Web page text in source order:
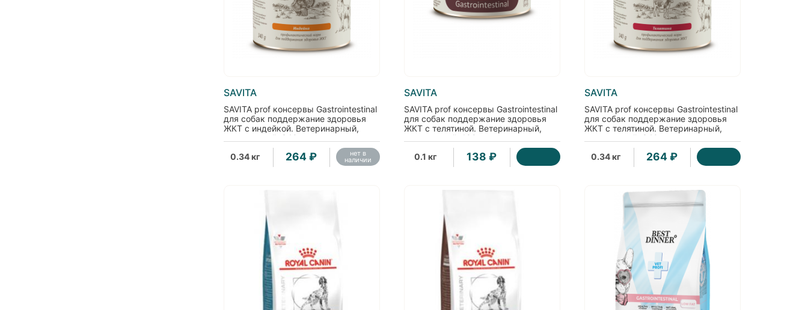
SAVITA
SAVITA prof консервы Gastrointestinal
для собак поддержание здоровья
ЖКТ с индейкой. Ветеринарный,
диетический, 340г
0.34 кг
264 ₽ нет в
наличии
SAVITA
SAVITA prof консервы Gastrointestinal
для собак поддержание здоровья
ЖКТ с телятиной. Ветеринарный,
диетический, 100г
0.1 кг
138 ₽
SAVITA
SAVITA prof консервы Gastrointestinal
для собак поддержание здоровья
ЖКТ с телятиной. Ветеринарный,
диетический, 340г
0.34 кг
264 ₽